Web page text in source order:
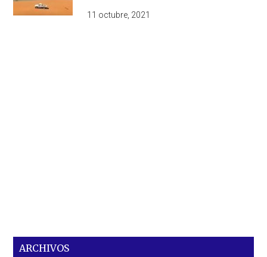
11 octubre, 2021
ARCHIVOS